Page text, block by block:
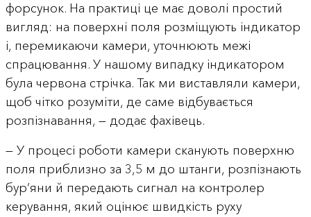
форсунок. На практиці це має доволі простий
вигляд: на поверхні поля розміщують індикатор
і, перемикаючи камери, уточнюють межі
спрацювання. У нашому випадку індикатором
була червона стрічка. Так ми виставляли камери,
щоб чітко розуміти, де саме відбувається
розпізнавання, — додає фахівець.
— У процесі роботи камери сканують поверхню
поля приблизно за 3,5 м до штанги, розпізнають
бур’яни й передають сигнал на контролер
керування, який оцінює швидкість руху